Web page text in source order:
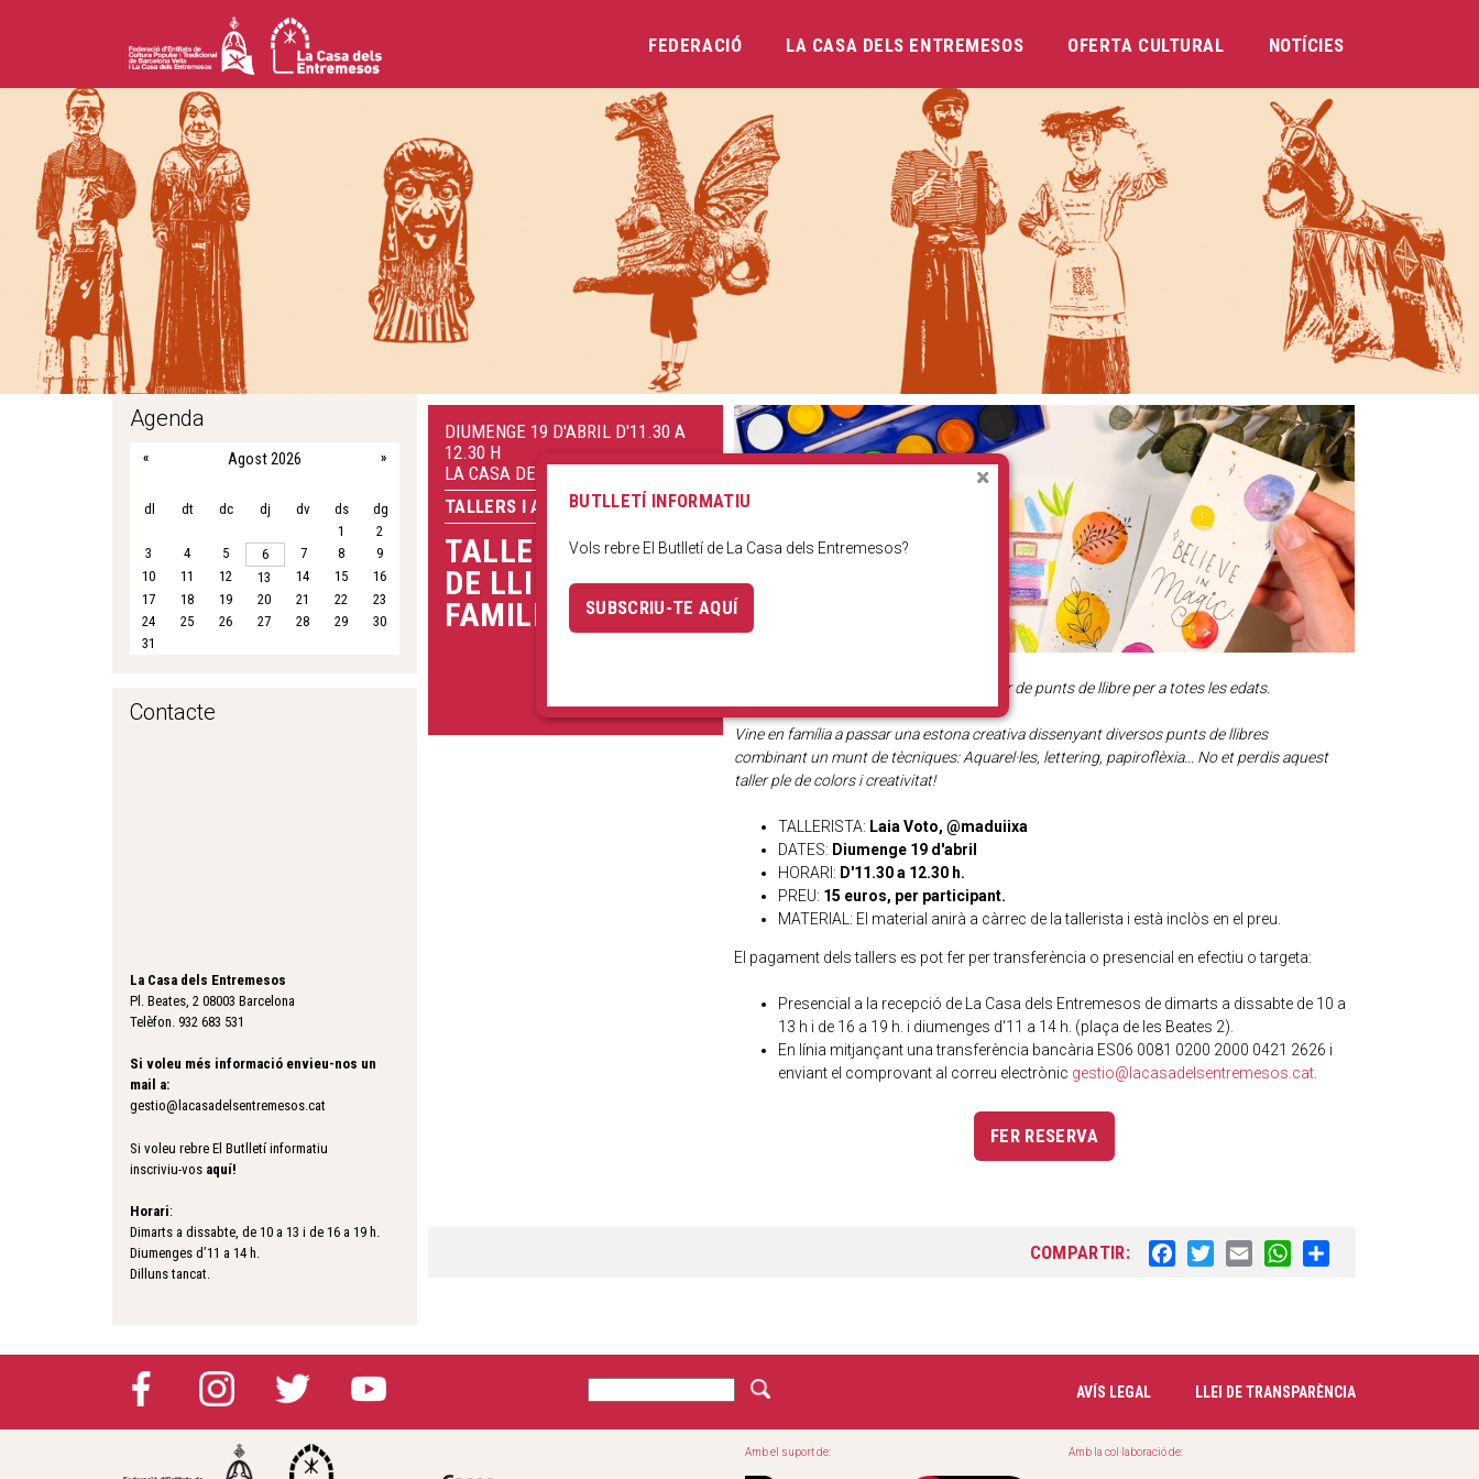
Vés
al
contingut
FEDERACIÓ LA CASA DELS ENTREMESOS OFERTA CULTURAL NOTÍCIES
DIUMENGE 19 D'ABRIL D'11.30 A
12.30 H
LA CASA DELS ENTREMESOS
TALLERS I ACTIVITATS
TALLER DE PUNTS
DE LLIBRE EN
FAMILIA
Prepara't per Sant Jordi amb aquest taller de punts de llibre per a totes les edats.
Vine en família a passar una estona creativa dissenyant diversos punts de llibres
combinant un munt de tècniques: Aquarel·les, lettering, papiroflèxia... No et perdis aquest
taller ple de colors i creativitat!
TALLERISTA: Laia Voto, @maduiixa
DATES: Diumenge 19 d'abril
HORARI: D'11.30 a 12.30 h.
PREU: 15 euros, per participant.
MATERIAL: El material anirà a càrrec de la tallerista i està inclòs en el preu.
El pagament dels tallers es pot fer per transferència o presencial en efectiu o targeta:
Presencial a la recepció de La Casa dels Entremesos de dimarts a dissabte de 10 a
13 h i de 16 a 19 h. i diumenges d'11 a 14 h. (plaça de les Beates 2).
En línia mitjançant una transferència bancària ES06 0081 0200 2000 0421 2626 i
enviant el comprovant al correu electrònic gestio@lacasadelsentremesos.cat.
FER RESERVA
COMPARTIR:
b
t
e
l
s
A
e
Agenda
Agost 2026
« »
dl dt dc dj dv ds
dg
1
2
3
4 5 6 7 8
9
10
11 12 13 14 15
16
17
18 19 20 21 22
23
24
25 26 27 28 29
30
31
Contacte
La Casa dels Entremesos
Pl. Beates, 2 08003 Barcelona
Telèfon. 932 683 531
Si voleu més informació envieu-nos un
mail a:
gestio@lacasadelsentremesos.cat
Si voleu rebre El Butlletí informatiu
inscriviu-vos aquí!
Horari:
Dimarts a dissabte, de 10 a 13 i de 16 a 19 h.
Diumenges d’11 a 14 h.
Dilluns tancat.
F
r
AVÍS LEGAL LLEI DE TRANSPARÈNCIA
Amb el suport de: Amb la col·laboració de:
BUTLLETÍ INFORMATIU
Vols rebre El Butlletí de La Casa dels Entremesos?
SUBSCRIU-TE AQUÍ